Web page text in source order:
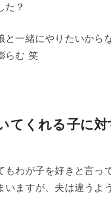
た？
と一緒にやりたいから
らむ 笑
てくれる子に対
もわが子を好きと言っ
いますが、夫は違うよ